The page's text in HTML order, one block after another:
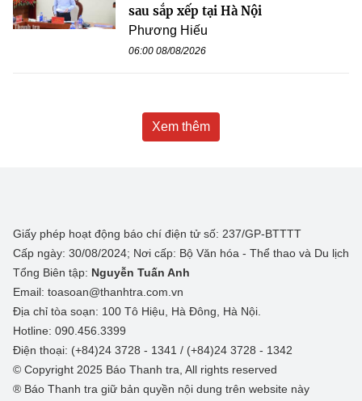
sau sắp xếp tại Hà Nội
Phương Hiếu
06:00 08/08/2026
Xem thêm
Giấy phép hoạt động báo chí điện tử số: 237/GP-BTTTT
Cấp ngày: 30/08/2024; Nơi cấp: Bộ Văn hóa - Thể thao và Du lịch
Tổng Biên tập: Nguyễn Tuấn Anh
Email: toasoan@thanhtra.com.vn
Địa chỉ tòa soạn: 100 Tô Hiệu, Hà Đông, Hà Nội.
Hotline: 090.456.3399
Điện thoại: (+84)24 3728 - 1341 / (+84)24 3728 - 1342
© Copyright 2025 Báo Thanh tra, All rights reserved
® Báo Thanh tra giữ bản quyền nội dung trên website này